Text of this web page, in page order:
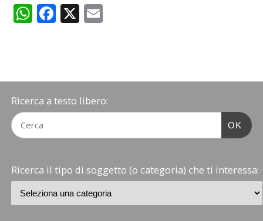
WhatsApp
Facebook
X Email
Ricerca a testo libero:
OK
Ricerca il tipo di soggetto (o categoria) che ti interessa: